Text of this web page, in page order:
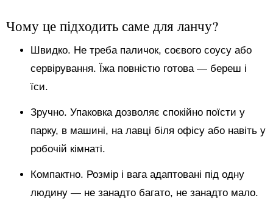
Чому це підходить саме для ланчу?
Швидко. Не треба паличок, соєвого соусу або
сервірування. Їжа повністю готова — береш і
їси.
Зручно. Упаковка дозволяє спокійно поїсти у
парку, в машині, на лавці біля офісу або навіть у
робочій кімнаті.
Компактно. Розмір і вага адаптовані під одну
людину — не занадто багато, не занадто мало.